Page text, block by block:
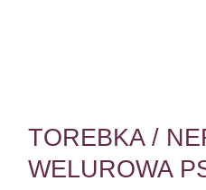
TOREBKA /
WELUROWA